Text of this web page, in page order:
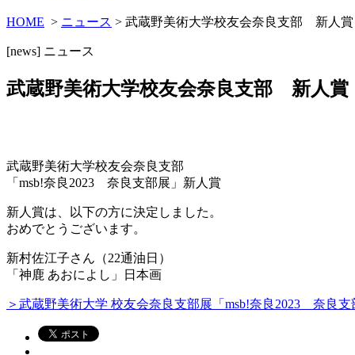
HOME > ニュース > 武蔵野美術大学校友会奈良支部 新人賞
[news] ニュース
武蔵野美術大学校友会奈良支部 新人賞
武蔵野美術大学校友会奈良支部
「msb!奈良2023 奈良支部展」新人賞
新人賞は、以下の方に決定しました。
おめでとうございます。
新村佐江子さん（22通油日）
「神鹿 あおによし」日本画
＞武蔵野美術大学 校友会奈良支部展「msb!奈良2023 奈良支